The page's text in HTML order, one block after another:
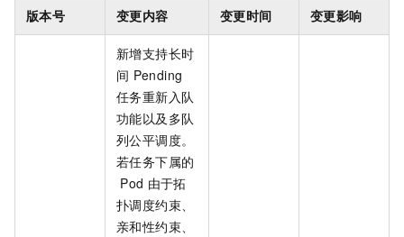
版本号 变更内容 变更时间 变更影响
新增支持长时
间 Pending
任务重新入队
功能以及多队
列公平调度。
若任务下属的
Pod 由于拓
扑调度约束、
亲和性约束、